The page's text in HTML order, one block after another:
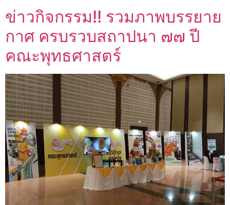
ข่าวกิจกรรม!! รวมภาพบรรยาย
กาศ ครบรวบสถาปนา ๗๗ ปี
คณะพุทธศาสตร์